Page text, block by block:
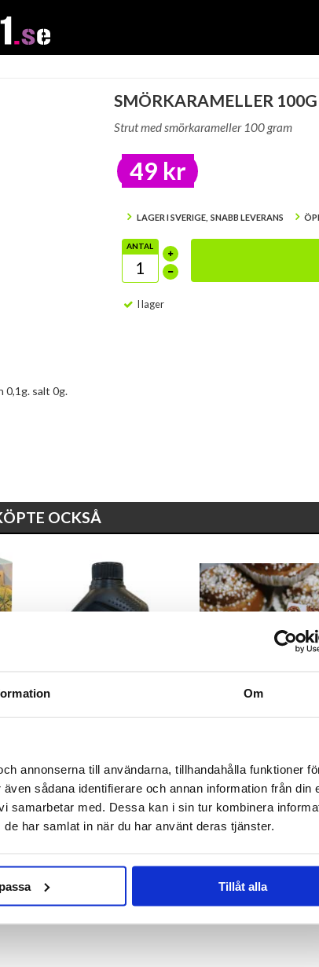
Om
annonserna till användarna, tillhandahålla funktioner
sådana identifierare och annan information från din
samarbetar med. Dessa kan i sin tur kombinera
har samlat in när du har använt deras tjänster.
Tillåt alla
SMÖRKARAMELLER 100G
Strut med smörkarameller 100 gram
49 kr
LAGER I SVERIGE, SNABB LEVERANS
ANTAL
I lager
0,1g. salt 0g.
OCKSÅ
Duschcreme - Dammsugare
79 kr
Doft till bilen -
kanelbullar
39 kr